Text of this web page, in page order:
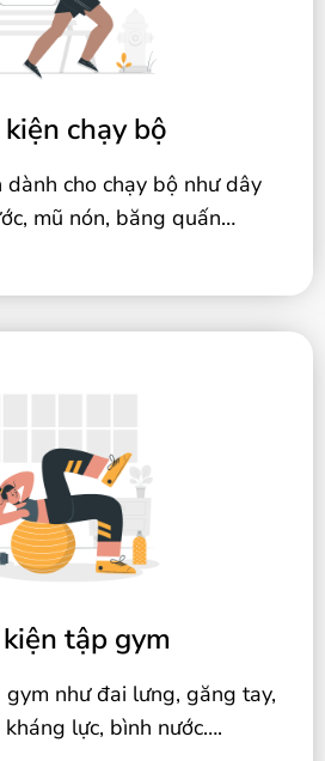
chạy bộ
cho chạy bộ như dây
mũ nón, băng quấn…
tập gym
như đai lưng, găng tay,
lực, bình nước….